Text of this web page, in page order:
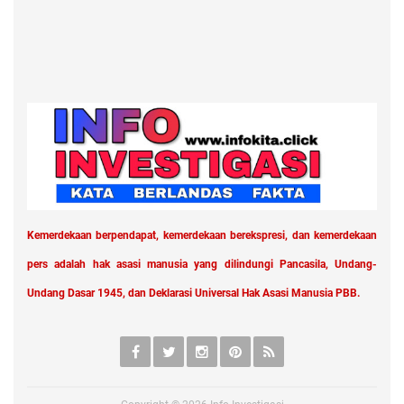
Kemerdekaan berpendapat, kemerdekaan berekspresi, dan kemerdekaan
pers adalah hak asasi manusia yang dilindungi Pancasila, Undang-
Undang Dasar 1945, dan Deklarasi Universal Hak Asasi Manusia PBB.